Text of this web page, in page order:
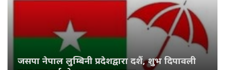
जसपा नेपाल लुम्बिनी प्रदेशद्वारा दशैं, शुभ दिपावली